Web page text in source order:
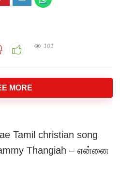
101
MORE
Tamil christian song
Thangiah – என்னை